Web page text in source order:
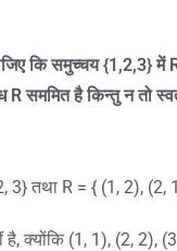
कि समुच्चय{1,2,3}में
Rसममित है किन्तु न तो
3} तथा R = { (1, 2), (2,
है, क्योंकि (1, 1), (2, 2),